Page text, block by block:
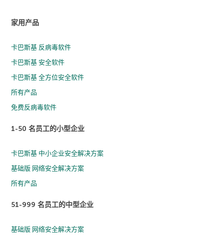
家用产品
卡巴斯基 反病毒软件
卡巴斯基 安全软件
卡巴斯基 全方位安全软件
所有产品
免费反病毒软件
1-50 名员工的小型企业
卡巴斯基 中小企业安全解决方案
基础版 网络安全解决方案
所有产品
51-999 名员工的中型企业
基础版 网络安全解决方案